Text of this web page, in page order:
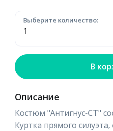
Выберите количество:
В
Описание
Костюм "Антигнус-СТ"
Куртка прямого